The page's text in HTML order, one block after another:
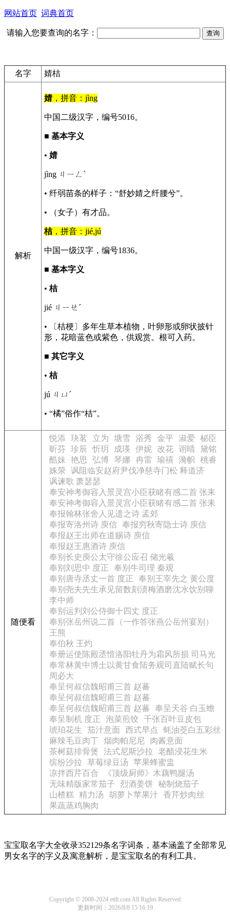
网站首页 词典首页
请输入您要查询的名字：
名字 婧桔
解析
婧，拼音：jìng
中国二级汉字，编号5016。
■ 基本字义
• 婧
jìng ㄐㄧㄥˋ
• 纤弱苗条的样子：“舒妙婧之纤腰兮”。
• （女子）有才品。
桔，拼音：jié,jú
中国一级汉字，编号1836。
■ 基本字义
• 桔
jié ㄐㄧㄝˊ
• 〔桔梗〕多年生草本植物，叶卵形或卵状披针
形，花暗蓝色或紫色，供观赏。根可入药。
■ 其它字义
• 桔
jú ㄐㄩˊ
• “橘”俗作“桔”。
随便看
悦添 玦茗 立为 塘雪 浴秀 金平 淑爱
柲臣
昕芬
珍辰 忻玥 成瑛 伊妮 改花 诩晴
黛铭
酷妹
艳思 弘博 琴娜 冉雷 瑜禧 漪帜
桃睿
姝荥
讽阻临安赵府尹伐净慈寺门松 释道济
讽谏歌 萧瑟瑟
奉安神考御容入景灵宫小臣获睹有感二首 张耒
奉安神考御容入景灵宫小臣获睹有感二首 张耒
奉报翰林张舍人见遗之诗 孟郊
奉报寄洛州诗 庾信 奉报穷秋寄隐士诗 庾信
奉报赵王出师在道赐诗 庾信
奉报赵王惠酒诗 庾信
奉别长史庾公太守徐公应召 储光羲
奉别刘思中 度正
奉别牛司理 秦观
奉别唐寺丞丈一首 度正
奉别王宰先之 黄公度
奉别尧夫先生承见留数刻渍梅酒磨沈水饮别聊
李中师
奉别运判刘公侍御十四丈 度正
奉别张岳州说二首（一作答张燕公岳州宴别）
王熊
奉伯秋 王灼
奉册运使陈殿丞惜洛阳牡丹为霜风所损 司马光
奉常林黄中博士以黄甘食陆务观司直陆赋长句
周必大
奉呈何叔信魏昭甫三首 赵蕃
奉呈何叔信魏昭甫三首 赵蕃
奉呈何叔信魏昭甫三首 赵蕃
奉呈天谷 白玉蟾
奉呈制机 度正
泡菜煎饺
千张百叶豆皮包
琥珀花生
茄汁意面 西式早点
蚝油茭白五彩丝
麻辣毛豆肉丁 烟肉帕尼尼
肉酱意面
茶树菇排骨煲
法式尼斯沙拉
老醋浸花生米
缤纷沙拉
草莓绿豆汤
苹果蜂蜜盅
凉拌西芹百合
《顶级厨师》木藕鸭腿汤
无味精版家常茄子
烈酒姜饼
秘制烧茄子
山楂糕
精力汤 胡萝卜苹果汁 香芹炒肉丝
果蔬蒸鸡胸肉
宝宝取名字大全收录352129条名字词条，基本涵盖了全部常见
男女名字的字义及寓意解析，是宝宝取名的有利工具。
Copyright © 2008-2024 ettlt.com All Rights Reserved
更新时间：2026/8/8 15:16:19